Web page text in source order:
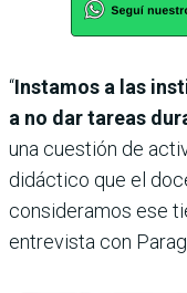
“Instamos a las
a no dar tareas
una cuestión de
didáctico que el
consideramos ese
entrevista con